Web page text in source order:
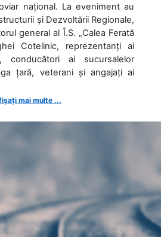
național. La eveniment au
și Dezvoltării Regionale,
general al Î.S. „Calea Ferată
Cotelinic, reprezentanți ai
conducători ai sucursalelor
țară, veterani și angajați ai
mai multe ...